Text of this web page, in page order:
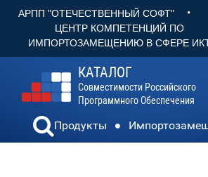
АРПП "ОТЕЧЕСТВЕННЫЙ СОФТ" •
ЦЕНТР КОМПЕТЕНЦИЙ ПО
ИМПОРТОЗАМЕЩЕНИЮ В СФЕРЕ
КАТАЛОГ
Совместимости Российского
Программного Обеспечения
Продукты